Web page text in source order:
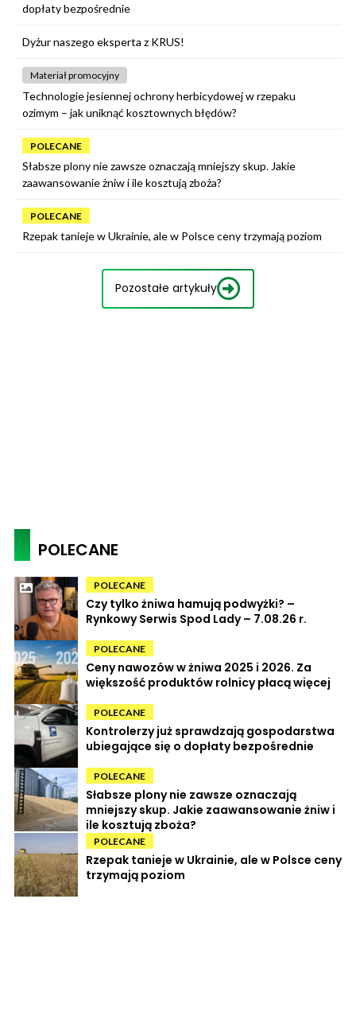
dopłaty bezpośrednie
Dyżur naszego eksperta z KRUS!
Materiał promocyjny
Technologie jesiennej ochrony herbicydowej w rzepaku
ozimym – jak uniknąć kosztownych błędów?
POLECANE
Słabsze plony nie zawsze oznaczają mniejszy skup. Jakie
zaawansowanie żniw i ile kosztują zboża?
POLECANE
Rzepak tanieje w Ukrainie, ale w Polsce ceny trzymają poziom
Pozostałe artykuły
POLECANE
POLECANE
Czy tylko żniwa hamują podwyżki? –
Rynkowy Serwis Spod Lady – 7.08.26 r.
POLECANE
Ceny nawozów w żniwa 2025 i 2026. Za
większość produktów rolnicy płacą więcej
POLECANE
Kontrolerzy już sprawdzają gospodarstwa
ubiegające się o dopłaty bezpośrednie
POLECANE
Słabsze plony nie zawsze oznaczają
mniejszy skup. Jakie zaawansowanie żniw i
ile kosztują zboża?
POLECANE
Rzepak tanieje w Ukrainie, ale w Polsce ceny
trzymają poziom